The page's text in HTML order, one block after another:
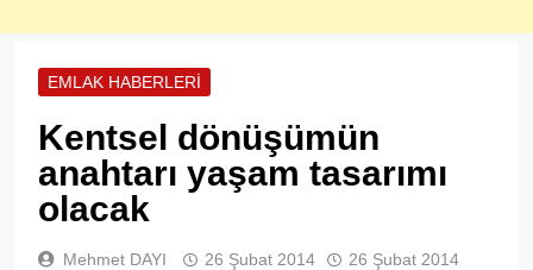
EMLAK HABERLERI
Kentsel dönüşümün
anahtarı yaşam tasarımı
olacak
Mehmet DAYI 26 Şubat 2014
26 Şubat 2014